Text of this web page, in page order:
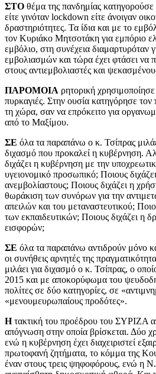
ΣΤΟ θέμα της πανδημίας
είτε γινόταν lockdown είτε άνοιγαν
δραστηριότητες. Τα ίδια και με το
τον Κυριάκο Μητσοτάκη για εμπόριο
εμβόλιο, στη συνέχεια διαμαρτυρόταν
εμβολιασμών και τώρα έχει φτάσει να
στους αντιεμβολιαστές και
ΠΑΡΟΜΟΙΑ ρητορική
πυρκαγιές. Στην ουσία κατηγόρησε
τη χώρα, σαν να επρόκειτο για
από το Μαξίμου.
ΣΕ όλα τα παραπάνω ο κ. Τσίπρας
διχασμό που προκαλεί η κυβέρνηση.
διχάζει η κυβέρνηση με την
υγειονομικό προσωπικό; Ποιους
ανεμβολίαστους; Ποιους διχάζει η
θωράκιση των συνόρων για την
απειλών και του μεταναστευτικού;
των εκπαιδευτικών; Ποιους διχάζει η
εισφορών;
ΣΕ όλα τα παραπάνω αντιδρούν μόνο
οι συνήθεις αρνητές της
μιλάει για διχασμό ο κ. Τσίπρας, ο
2015 και με αποκορύφωμα του
πολίτες σε δύο κατηγορίες, σε
«μενουμευρωπαίους προδότες».
Ητακτική του προέδρου του ΣΥΡΙΖΑ
απόγνωση στην οποία βρίσκεται. Δύο
ενώ η κυβέρνηση έχει διαχειριστεί
πρωτοφανή ζητήματα, το κόμμα της
έναν στους τρεις ψηφοφόρους, ενώ η